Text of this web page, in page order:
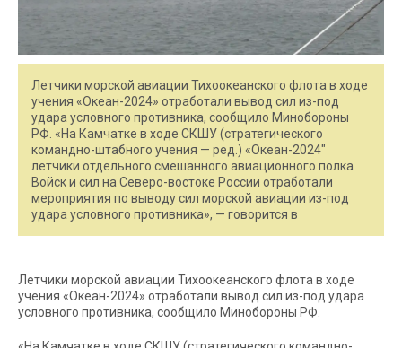
Летчики морской авиации Тихоокеанского флота в ходе
учения «Океан-2024» отработали вывод сил из-под
удара условного противника, сообщило Минобороны
РФ. «На Камчатке в ходе СКШУ (стратегического
командно-штабного учения — ред.) «Океан-2024″
летчики отдельного смешанного авиационного полка
Войск и сил на Северо-востоке России отработали
мероприятия по выводу сил морской авиации из-под
удара условного противника», — говорится в
Летчики морской авиации Тихоокеанского флота в ходе
учения «Океан-2024» отработали вывод сил из-под удара
условного противника, сообщило Минобороны РФ.